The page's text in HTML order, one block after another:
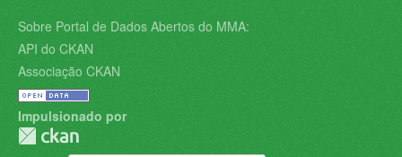
Sobre Portal de Dados Abertos do MMA:
API do CKAN
Associação CKAN
Impulsionado por